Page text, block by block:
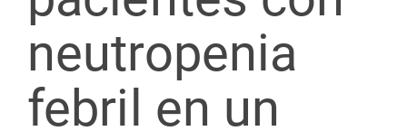
neutropenia
febril en un